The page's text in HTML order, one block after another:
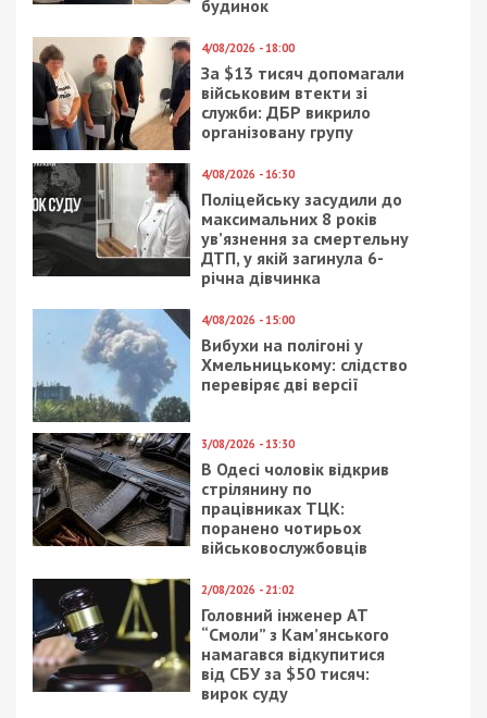
Приєднуйтесь також до 49000 в Google News. Слідкуйте
за останніми новинами!
Приєднатися
Читайте також
Крупный завод на Днепропетровщине
наконец сможет выплатить зарплаты
сотрудникам
Следующая статья:
В Днепре рассказали, почему необходимо
укрупнять детские площадки: фото, видео
ГРОШІ